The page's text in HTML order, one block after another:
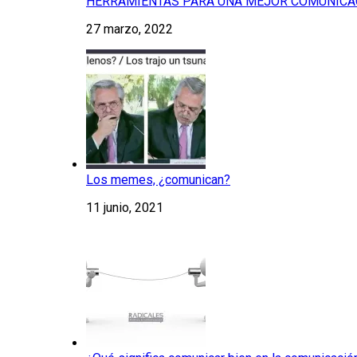
27 marzo, 2022
Los memes, ¿comunican?
11 junio, 2021